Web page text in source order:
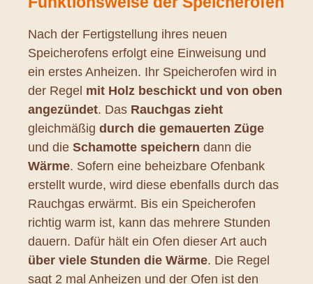
Nach der Fertigstellung ihres neuen
Speicherofens erfolgt eine Einweisung und
ein erstes Anheizen. Ihr Speicherofen wird in
der Regel mit Holz beschickt und von oben
angezündet. Das Rauchgas zieht
gleichmäßig durch die gemauerten Züge
und die Schamotte speichern dann die
Wärme. Sofern eine beheizbare Ofenbank
erstellt wurde, wird diese ebenfalls durch das
Rauchgas erwärmt. Bis ein Speicherofen
richtig warm ist, kann das mehrere Stunden
dauern. Dafür hält ein Ofen dieser Art auch
über viele Stunden die Wärme. Die Regel
sagt 2 mal Anheizen und der Ofen ist den